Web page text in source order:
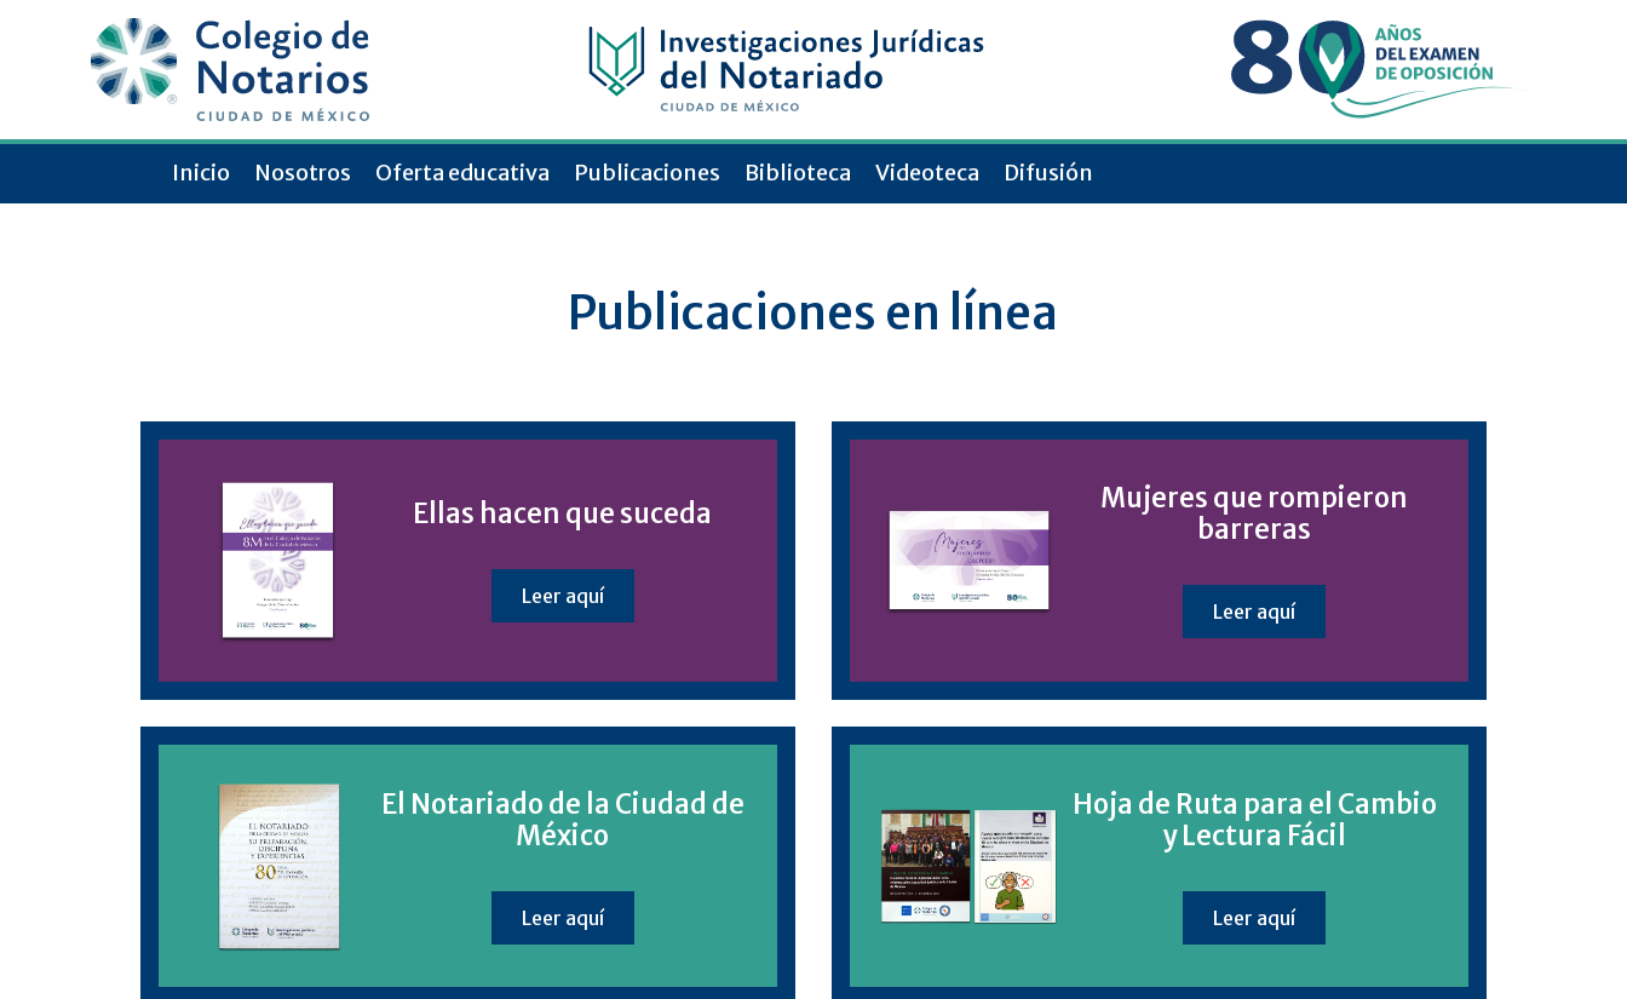
Inicio Nosotros Oferta educativa Publicaciones Biblioteca Videoteca Difusión
Publicaciones en línea
Ellas hacen que suceda
Leer aquí
Mujeres que rompieron
barreras
Leer aquí
El Notariado de la Ciudad de
México
Leer aquí
Hoja de Ruta para el Cambio
y Lectura Fácil
Leer aquí